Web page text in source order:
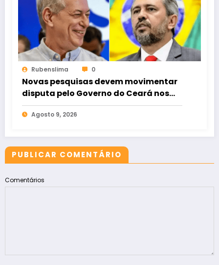
Rubenslima 0
Novas pesquisas devem movimentar
disputa pelo Governo do Ceará nos
próximos dias
Agosto 9, 2026
PUBLICAR COMENTÁRIO
Comentários